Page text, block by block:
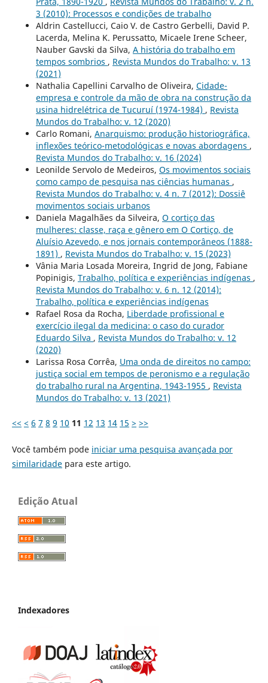
3 (2010): Processos e condições de trabalho
Aldrin Castellucci, Caio V. de Castro Gerbelli, David P.
Lacerda, Melina K. Perussatto, Micaele Irene Scheer,
Nauber Gavski da Silva, A história do trabalho em
tempos sombrios , Revista Mundos do Trabalho: v. 13
(2021)
Nathalia Capellini Carvalho de Oliveira, Cidade-
empresa e controle da mão de obra na construção da
usina hidrelétrica de Tucuruí (1974-1984) , Revista
Mundos do Trabalho: v. 12 (2020)
Carlo Romani, Anarquismo: produção historiográfica,
inflexões teórico-metodológicas e novas abordagens ,
Revista Mundos do Trabalho: v. 16 (2024)
Leonilde Servolo de Medeiros, Os movimentos sociais
como campo de pesquisa nas ciências humanas ,
Revista Mundos do Trabalho: v. 4 n. 7 (2012): Dossiê
movimentos sociais urbanos
Daniela Magalhães da Silveira, O cortiço das
mulheres: classe, raça e gênero em O Cortiço, de
Aluísio Azevedo, e nos jornais contemporâneos (1888-
1891) , Revista Mundos do Trabalho: v. 15 (2023)
Vânia Maria Losada Moreira, Ingrid de Jong, Fabiane
Popinigis, Trabalho, política e experiências indígenas ,
Revista Mundos do Trabalho: v. 6 n. 12 (2014):
Trabalho, política e experiências indígenas
Rafael Rosa da Rocha, Liberdade profissional e
exercício ilegal da medicina: o caso do curador
Eduardo Silva , Revista Mundos do Trabalho: v. 12
(2020)
Larissa Rosa Corrêa, Uma onda de direitos no campo:
justiça social em tempos de peronismo e a regulação
do trabalho rural na Argentina, 1943-1955 , Revista
Mundos do Trabalho: v. 13 (2021)
<< < 6 7 8 9 10 11 12 13 14 15 > >>
Você também pode iniciar uma pesquisa avançada por
similaridadepara este artigo.
Edição Atual
Indexadores